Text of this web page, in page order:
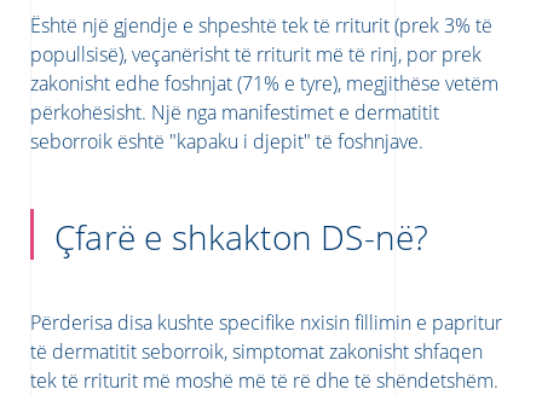
Është një gjendje e shpeshtë tek të rriturit (prek 3% të
popullsisë), veçanërisht të rriturit më të rinj, por prek
zakonisht edhe foshnjat (71% e tyre), megjithëse vetëm
përkohësisht. Një nga manifestimet e dermatitit
seborroik është "kapaku i djepit" të foshnjave.
Çfarë e shkakton DS-në?
Përderisa disa kushte specifike nxisin fillimin e papritur
të dermatitit seborroik, simptomat zakonisht shfaqen
tek të rriturit më moshë më të rë dhe të shëndetshëm.